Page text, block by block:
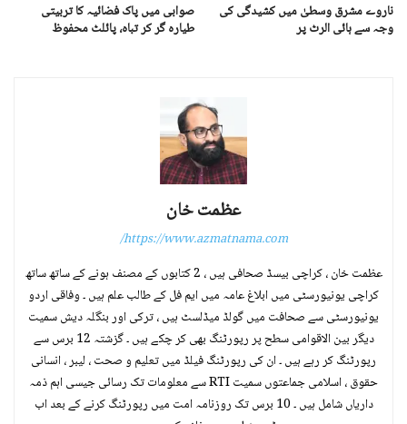
صوابی میں پاک فضائیہ کا تربیتی
طیارہ گر کر تباہ، پائلٹ محفوظ
ناروے مشرق وسطیٰ میں کشیدگی کی
وجہ سے ہائی الرٹ پر
عظمت خان
https://www.azmatnama.com/
عظمت خان ، کراچی بیسڈ صحافی ہیں ، 2 کتابوں کے مصنف ہونے کے ساتھ ساتھ
کراچی یونیورسٹی میں ابلاغ عامہ میں ایم فل کے طالب علم ہیں ۔ وفاقی اردو
یونیورسٹی سے صحافت میں گولڈ میڈلسٹ ہیں ، ترکی اور بنگلہ دیش سمیت
دیگر بین الاقوامی سطح پر رپورٹنگ بھی کر چکے ہیں ۔ گزشتہ 12 برس سے
رپورٹنگ کر رہے ہیں ۔ ان کی رپورٹنگ فیلڈ میں تعلیم و صحت ، لیبر ، انسانی
حقوق ، اسلامی جماعتوں سمیت RTI سے معلومات تک رسائی جیسی اہم ذمہ
داریاں شامل ہیں ۔ 10 برس تک روزنامہ امت میں رپورٹنگ کرنے کے بعد اب